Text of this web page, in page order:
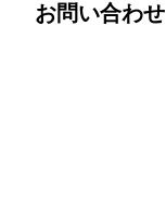
お問い合わせ